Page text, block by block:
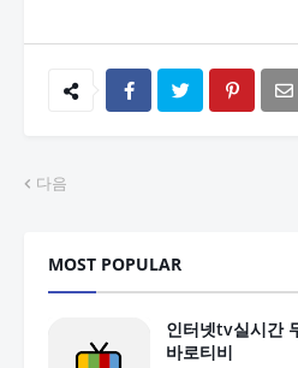
다음
MOST POPULAR
인터넷tv실시간
바로티비